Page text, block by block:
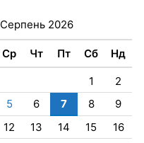
Серпень 2026
Ср Чт Пт Сб Нд
1
2
5 6 7 8
9
12 13 14 15 16